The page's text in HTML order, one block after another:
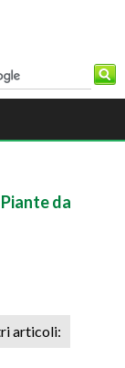
Piante da
articoli: